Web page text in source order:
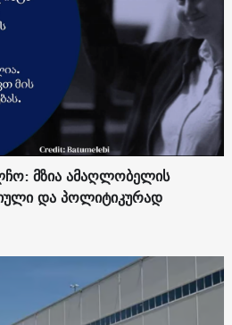
მზია ამაღლობელის
და პოლიტიკურად